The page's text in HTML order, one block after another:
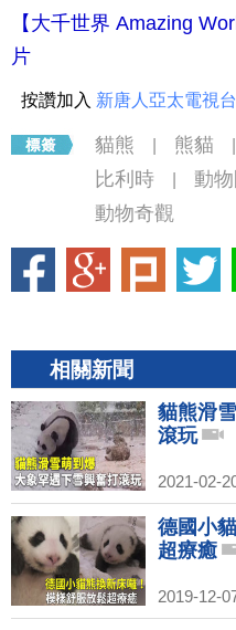
【大千世界 Amazing
片
按讚加入 新唐人亞太電視
貓熊 熊貓
比利時 動物
動物奇觀
相關新聞
貓熊滑
滾玩
2021-02-
德國小
超療癒
2019-12-